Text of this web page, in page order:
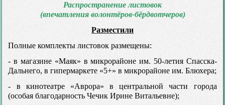
Распространение листовок
(впечатления волонтёров-бёрдвотчеров)
Разместили
Полные комплекты листовок размещены:
- в магазине «Маяк» в микрорайоне им. 50-летия Спасска-
Дальнего, в гипермаркете «5+» в микрорайоне им. Блюхера;
- в кинотеатре «Аврора» в центральной части города
(особая благодарность Чечик Ирине Витальевне);